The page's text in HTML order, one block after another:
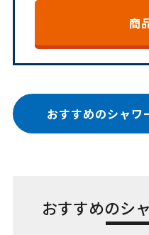
商
おすすめのシャワ
おすすめのシ